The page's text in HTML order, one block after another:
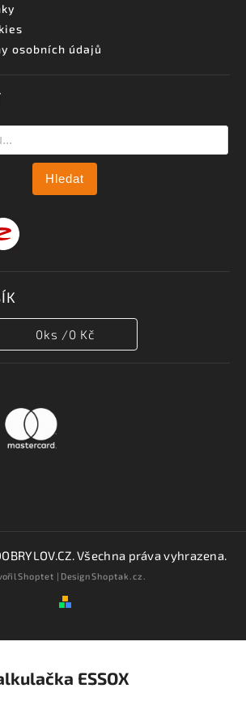
osobních údajů
Hledat
0ks /0 Kč
. Všechna práva vyhrazena.
Shoptet | DesignShoptak.cz.
ESSOX